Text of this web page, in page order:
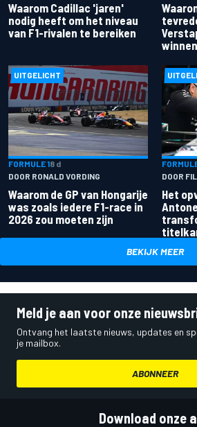
Waarom Cadillac 'jaren'
nodig heeft om het niveau
van F1-rivalen te bereiken
UITGELICHT
FORMULE 18 d
DOOR RONALD VORDING
Waarom de GP van Hongarije
was zoals iedere F1-race in
2026 zou moeten zijn
DOOR
Het
BEKIJK MEER
Meld je aan voor onze
Ontvang het laatste nieuws, updates en
je mailbox.
ABONNEER
Download onze